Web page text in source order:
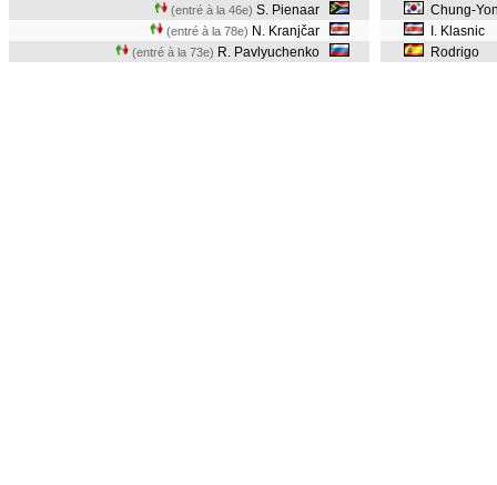
(entré à la 46e) S. Pienaar
(entré à la 78e) N. Kranjčar
(entré à la 73e) R. Pavlyuchenko
Chung-
I. Klasnic
Rodrigo